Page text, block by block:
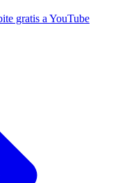
gratis a YouTube